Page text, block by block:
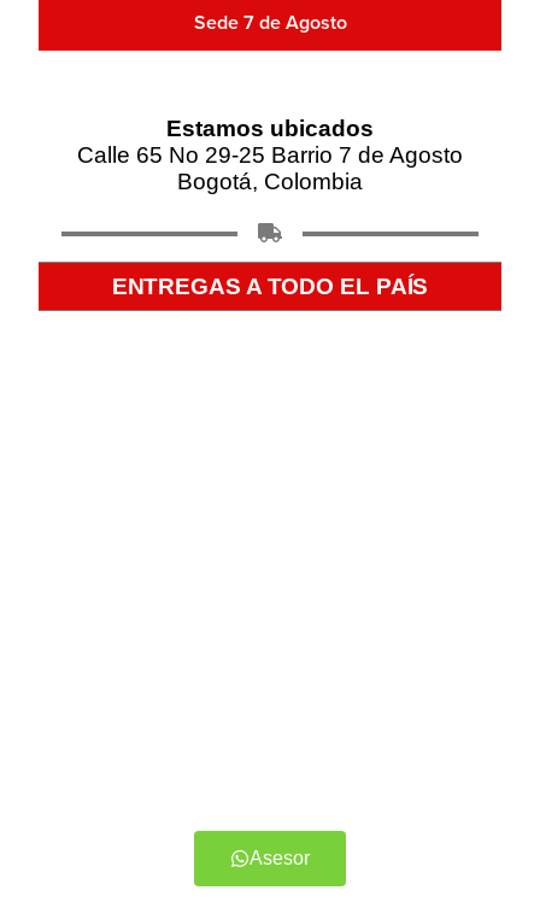
Sede 7 de Agosto
Estamos ubicados
Calle 65 No 29-25 Barrio 7 de Agosto
Bogotá, Colombia
ENTREGAS A TODO EL PAÍS
Asesor